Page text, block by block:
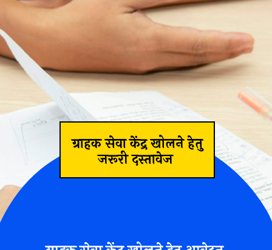
ग्राहक सेवा केंद्र खोलने हेतु
जरूरी दस्तावेज